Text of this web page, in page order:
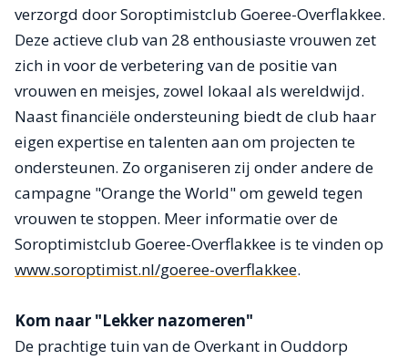
verzorgd door Soroptimistclub Goeree-Overflakkee.
Deze actieve club van 28 enthousiaste vrouwen zet
zich in voor de verbetering van de positie van
vrouwen en meisjes, zowel lokaal als wereldwijd.
Naast financiële ondersteuning biedt de club haar
eigen expertise en talenten aan om projecten te
ondersteunen. Zo organiseren zij onder andere de
campagne "Orange the World" om geweld tegen
vrouwen te stoppen. Meer informatie over de
Soroptimistclub Goeree-Overflakkee is te vinden op
www.soroptimist.nl/goeree-overflakkee.
Kom naar "Lekker nazomeren"
De prachtige tuin van de Overkant in Ouddorp